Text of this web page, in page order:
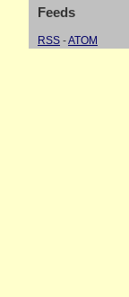
Feeds
RSS -ATOM